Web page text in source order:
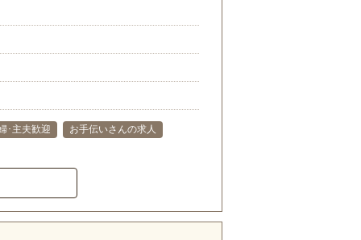
･主夫歓迎 お手伝いさんの求人